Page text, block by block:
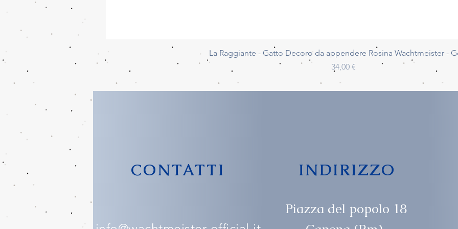
Vista rapida
La Raggiante - Gatto Decoro da appendere Rosina Wachtmeister -
Prezzo
34,00 €
CONTATTI INDIRIZZO
Piazza del popolo 18